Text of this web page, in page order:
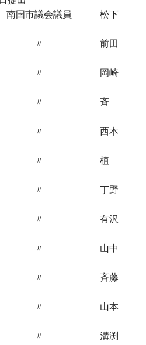
議会議員 松下
〃 前田
岡崎
斉
西本
植
丁野
有沢
山中
斉藤
山本
溝渕